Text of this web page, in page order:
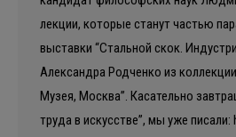
лекции, которые станут частью
выставки “Стальной скок.
Александра Родченко из
Музея, Москва”. Касательно
труда в искусстве”, мы уже